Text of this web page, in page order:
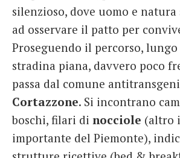
silenzioso, dove uomo e
ad osservare il patto per
Proseguendo il percorso,
stradina piana, davvero poco
passa dal comune
Cortazzone. Si incontrano
boschi, filari di nocciole (altro
importante del Piemonte),